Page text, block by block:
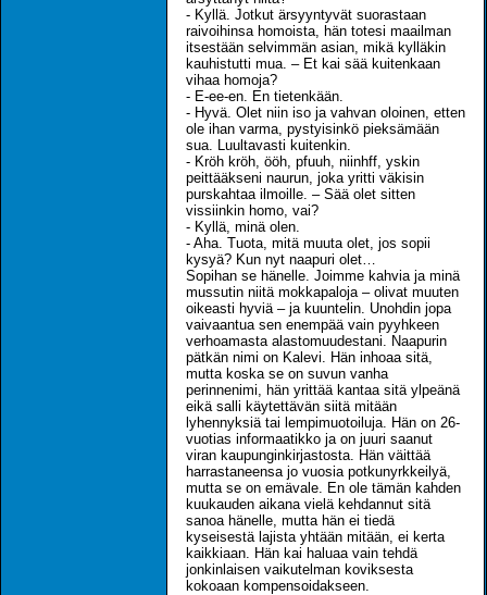
- Kyllä. Jotkut ärsyyntyvät suorastaan
raivoihinsa homoista, hän totesi maailman
itsestään selvimmän asian, mikä kylläkin
kauhistutti mua. – Et kai sää kuitenkaan
vihaa homoja?
- E-ee-en. En tietenkään.
- Hyvä. Olet niin iso ja vahvan oloinen, etten
ole ihan varma, pystyisinkö pieksämään
sua. Luultavasti kuitenkin.
- Kröh kröh, ööh, pfuuh, niinhff, yskin
peittääkseni naurun, joka yritti väkisin
purskahtaa ilmoille. – Sää olet sitten
vissiinkin homo, vai?
- Kyllä, minä olen.
- Aha. Tuota, mitä muuta olet, jos sopii
kysyä? Kun nyt naapuri olet…
Sopihan se hänelle. Joimme kahvia ja minä
mussutin niitä mokkapaloja – olivat muuten
oikeasti hyviä – ja kuuntelin. Unohdin jopa
vaivaantua sen enempää vain pyyhkeen
verhoamasta alastomuudestani. Naapurin
pätkän nimi on Kalevi. Hän inhoaa sitä,
mutta koska se on suvun vanha
perinnenimi, hän yrittää kantaa sitä ylpeänä
eikä salli käytettävän siitä mitään
lyhennyksiä tai lempimuotoiluja. Hän on 26-
vuotias informaatikko ja on juuri saanut
viran kaupunginkirjastosta. Hän väittää
harrastaneensa jo vuosia potkunyrkkeilyä,
mutta se on emävale. En ole tämän kahden
kuukauden aikana vielä kehdannut sitä
sanoa hänelle, mutta hän ei tiedä
kyseisestä lajista yhtään mitään, ei kerta
kaikkiaan. Hän kai haluaa vain tehdä
jonkinlaisen vaikutelman koviksesta
kokoaan kompensoidakseen.